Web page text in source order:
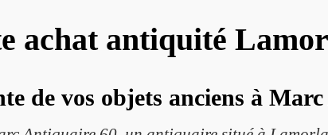
achat antiquité
de vos objets anciens à